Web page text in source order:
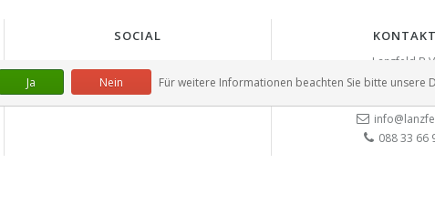
SOCIAL KONTAKT
Lanzfeld B.V.
Spiegelstraat
088 33 66
Ja Nein Für weitere Informationen beachten Sie bitte unsere